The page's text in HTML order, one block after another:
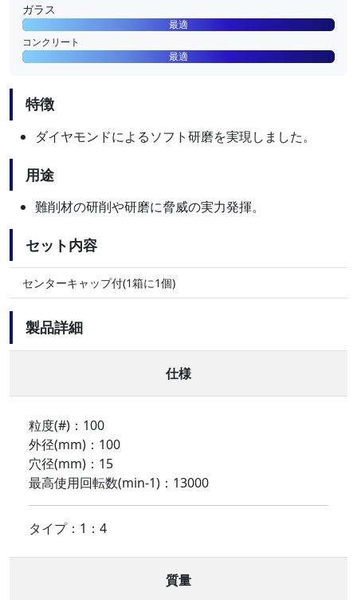
ガラス
最適
コンクリート
最適
特徴
ダイヤモンドによるソフト研磨を実現しました。
用途
難削材の研削や研磨に脅威の実力発揮。
セット内容
センターキャップ付(1箱に1個)
製品詳細
仕様
粒度(#)：100
外径(mm)：100
穴径(mm)：15
最高使用回転数(min-1)：13000
タイプ：1：4
質量